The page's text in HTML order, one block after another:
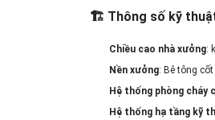
🏗 Thông số kỹ
Chiều cao nhà xưởng:
Nền xưởng: Bê tông
Hệ thống phòng cháy
Hệ thống hạ tầng kỹ